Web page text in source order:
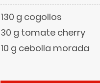
130 g cogollos
30 g tomate cherry
10 g cebolla morada